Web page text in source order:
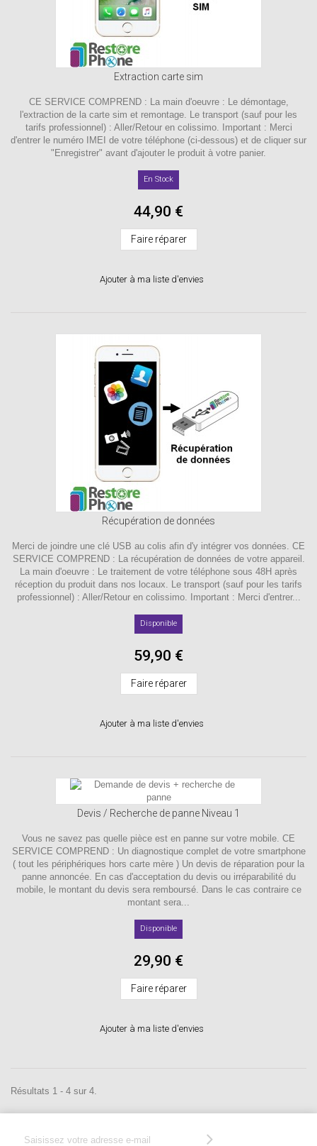
Extraction carte sim
CE SERVICE COMPREND : La main d'oeuvre : Le démontage,
l'extraction de la carte sim et remontage. Le transport (sauf pour les
tarifs professionnel) : Aller/Retour en colissimo. Important : Merci
d'entrer le numéro IMEI de votre téléphone (ci-dessous) et de cliquer sur
"Enregistrer" avant d'ajouter le produit à votre panier.
En Stock
44,90 €
Faire réparer
Ajouter à ma liste d'envies
Récupération de données
Merci de joindre une clé USB au colis afin d'y intégrer vos données. CE
SERVICE COMPREND : La récupération de données de votre appareil.
La main d'oeuvre : Le traitement de votre téléphone sous 48H après
réception du produit dans nos locaux. Le transport (sauf pour les tarifs
professionnel) : Aller/Retour en colissimo. Important : Merci d'entrer...
Disponible
59,90 €
Faire réparer
Ajouter à ma liste d'envies
Devis / Recherche de panne Niveau 1
Vous ne savez pas quelle pièce est en panne sur votre mobile. CE
SERVICE COMPREND : Un diagnostique complet de votre smartphone
( tout les périphériques hors carte mère ) Un devis de réparation pour la
panne annoncée. En cas d'acceptation du devis ou irréparabilité du
mobile, le montant du devis sera remboursé. Dans le cas contraire ce
montant sera...
Disponible
29,90 €
Faire réparer
Ajouter à ma liste d'envies
Résultats 1 - 4 sur 4.